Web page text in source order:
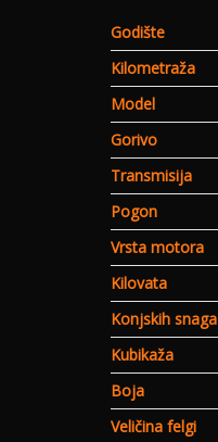
Godište
Kilometraža
Model
Gorivo
Transmisija
Pogon
Vrsta motora
Kilovata
Konjskih snaga
Kubikaža
Boja
Veličina felgi